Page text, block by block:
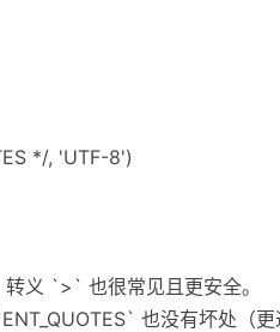
*/, 'UTF-8')
义 `>` 也很常见且更安全。
也没有坏处（更